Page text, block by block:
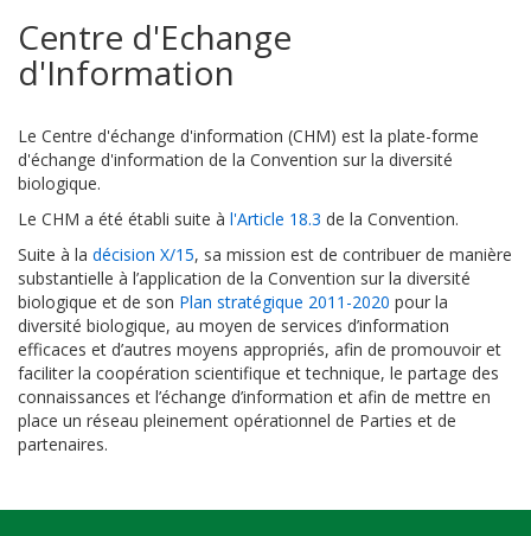
Centre d'Echange
d'Information
Le Centre d'échange d'information (CHM) est la plate-forme
d'échange d'information de la Convention sur la diversité
biologique.
Le CHM a été établi suite à l'Article 18.3 de la Convention.
Suite à la décision X/15, sa mission est de contribuer de manière
substantielle à l’application de la Convention sur la diversité
biologique et de son Plan stratégique 2011-2020 pour la
diversité biologique, au moyen de services d’information
efficaces et d’autres moyens appropriés, afin de promouvoir et
faciliter la coopération scientifique et technique, le partage des
connaissances et l’échange d’information et afin de mettre en
place un réseau pleinement opérationnel de Parties et de
partenaires.